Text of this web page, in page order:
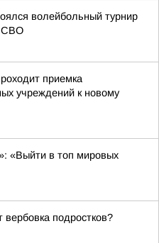
волейбольный турнир
СВО
приемка
учреждений к новому
«Выйти в топ мировых
вербовка подростков?